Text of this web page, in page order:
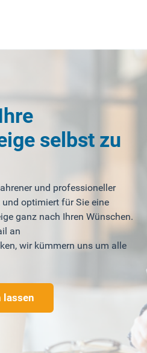
selbst zu
und professioneller
optimiert für Sie eine
ganz nach Ihren Wünschen.
an
wir kümmern uns um alle
lassen